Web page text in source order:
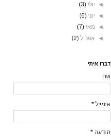
◄ יולי(3)
◄ יוני(6)
◄מאי(7)
◄ אפריל(2)
דברו איתי
שם
אימייל *
הודעה *